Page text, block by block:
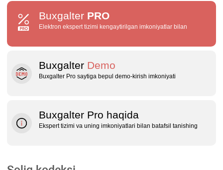
Buxgalter PRO
Elektron ekspert tizimi kengaytirilgan imkoniyatlar bilan
Buxgalter Demo
Buxgalter Pro saytiga bepul demo‑kirish imkoniyati
Buxgalter Pro haqida
Ekspert tizimi va uning imkoniyatlari bilan batafsil tanishing